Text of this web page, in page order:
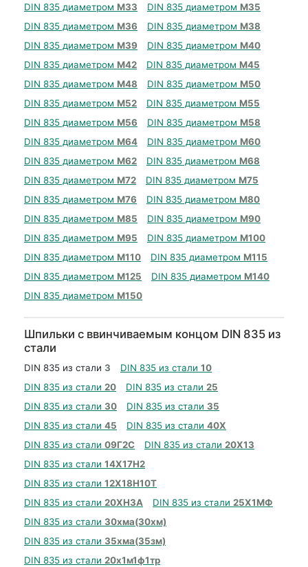
DIN 835 диаметром М33 DIN 835 диаметром М35
DIN 835 диаметром М36 DIN 835 диаметром М38
DIN 835 диаметром М39 DIN 835 диаметром М40
DIN 835 диаметром М42 DIN 835 диаметром М45
DIN 835 диаметром М48 DIN 835 диаметром М50
DIN 835 диаметром М52 DIN 835 диаметром М55
DIN 835 диаметром М56 DIN 835 диаметром М58
DIN 835 диаметром М64 DIN 835 диаметром М60
DIN 835 диаметром М62 DIN 835 диаметром М68
DIN 835 диаметром М72 DIN 835 диаметром М75
DIN 835 диаметром М76 DIN 835 диаметром М80
DIN 835 диаметром М85 DIN 835 диаметром М90
DIN 835 диаметром М95 DIN 835 диаметром М100
DIN 835 диаметром М110 DIN 835 диаметром М115
DIN 835 диаметром М125 DIN 835 диаметром М140
DIN 835 диаметром М150
Шпильки с ввинчиваемым концом DIN 835 из
стали
DIN 835 из стали 3 DIN 835 из стали 10
DIN 835 из стали 20 DIN 835 из стали 25
DIN 835 из стали 30 DIN 835 из стали 35
DIN 835 из стали 45 DIN 835 из стали 40Х
DIN 835 из стали 09Г2С DIN 835 из стали 20Х13
DIN 835 из стали 14Х17Н2
DIN 835 из стали 12Х18Н10Т
DIN 835 из стали 20ХН3А DIN 835 из стали 25Х1МФ
DIN 835 из стали 30хма(30хм)
DIN 835 из стали 35хма(35зм)
DIN 835 из стали 20х1м1ф1тр